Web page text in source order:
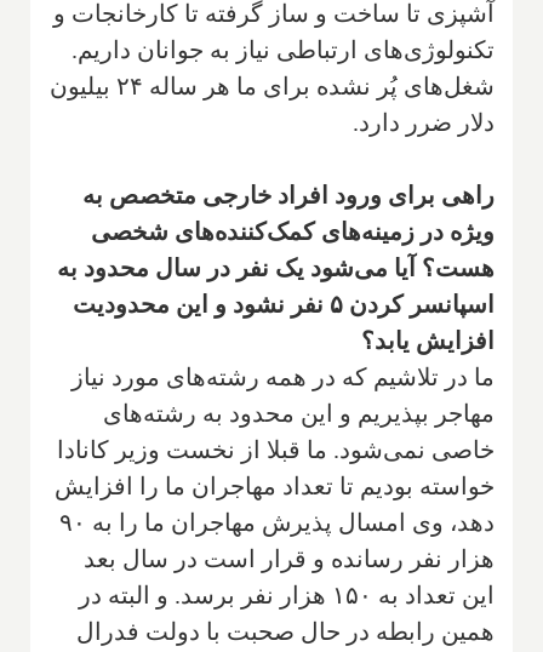
آشپزی تا ساخت و ساز گرفته تا کارخانجات و
تکنولوژی‌های ارتباطی نیاز به جوانان داریم.
شغل‌های پُر نشده برای ما هر ساله ۲۴ بیلیون
دلار ضرر دارد.
راهی برای ورود افراد خارجی متخصص به
ویژه در زمینه‌های کمک‌کننده‌های شخصی
هست؟ آیا می‌شود یک نفر در سال محدود به
اسپانسر کردن ۵ نفر نشود و این محدودیت
افزایش یابد؟
ما در تلاشیم که در همه رشته‌های مورد نیاز
مهاجر بپذیریم و این محدود به رشته‌های
خاصی نمی‌شود. ما قبلا از نخست وزیر کانادا
خواسته بودیم تا تعداد مهاجران ما را افزایش
دهد، وی امسال پذیرش مهاجران ما را به ۹۰
هزار نفر رسانده و قرار است در سال بعد
این تعداد به ۱۵۰ هزار نفر برسد. و البته در
همین رابطه در حال صحبت با دولت فدرال